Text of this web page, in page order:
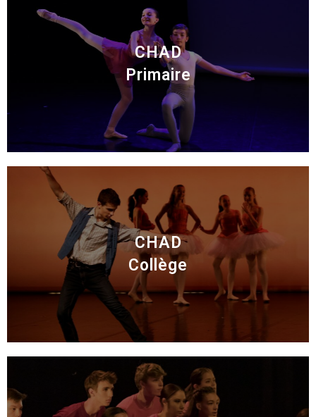
CHAD
Primaire
CHAD
Collège